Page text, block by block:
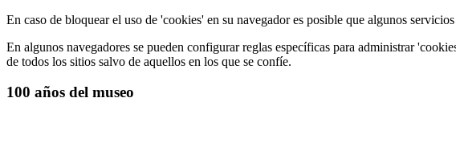
En caso de bloquear el uso de 'cookies' en su navegador es posible que algunos
En algunos navegadores se pueden configurar reglas específicas para administrar
de todos los sitios salvo de aquellos en los que se confíe.
100 años del museo